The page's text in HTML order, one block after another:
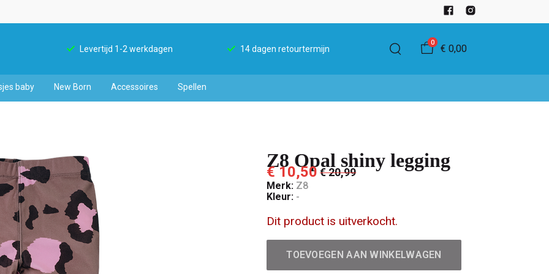
Levertijd 1-2 werkdagen 14 dagen retourtermijn
0
€ 0,00
baby New Born Accessoires Spellen
Z8 Opal shiny legging
€ 10,50€ 20,99
Merk: Z8
Kleur: -
Dit product is uitverkocht.
TOEVOEGEN AAN WINKELWAGEN